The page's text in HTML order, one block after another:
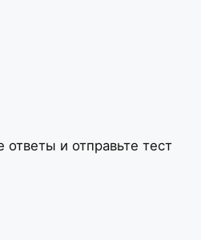
ответы и отправьте тест